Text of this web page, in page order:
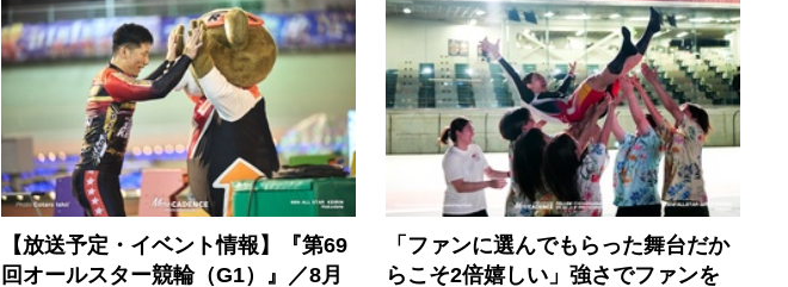
【放送予定・イベント情報】『第69
回オールスター競輪（G1）』／8月
「ファンに選んでもらった舞台だか
らこそ2倍嬉しい」強さでファンを